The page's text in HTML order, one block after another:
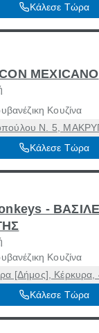
Κάλεσε Τώρα
MEXICANO
Κουζίνα
Ν. 5,
[Δήμος], Αττική,
Κάλεσε Τώρα
-
Κουζίνα
[Δήμος], Κέρκυρα,
Κάλεσε Τώρα